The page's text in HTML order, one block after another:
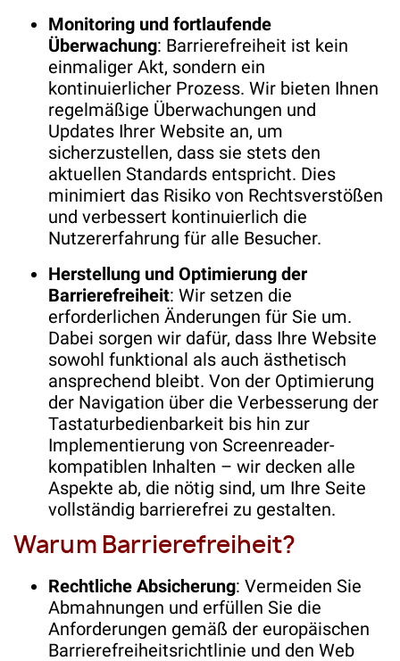
Monitoring und fortlaufende
Überwachung: Barrierefreiheit ist kein
einmaliger Akt, sondern ein
kontinuierlicher Prozess. Wir bieten Ihnen
regelmäßige Überwachungen und
Updates Ihrer Website an, um
sicherzustellen, dass sie stets den
aktuellen Standards entspricht. Dies
minimiert das Risiko von Rechtsverstößen
und verbessert kontinuierlich die
Nutzererfahrung für alle Besucher.
Herstellung und Optimierung der
Barrierefreiheit: Wir setzen die
erforderlichen Änderungen für Sie um.
Dabei sorgen wir dafür, dass Ihre Website
sowohl funktional als auch ästhetisch
ansprechend bleibt. Von der Optimierung
der Navigation über die Verbesserung der
Tastaturbedienbarkeit bis hin zur
Implementierung von Screenreader-
kompatiblen Inhalten – wir decken alle
Aspekte ab, die nötig sind, um Ihre Seite
vollständig barrierefrei zu gestalten.
Warum Barrierefreiheit?
Rechtliche Absicherung: Vermeiden Sie
Abmahnungen und erfüllen Sie die
Anforderungen gemäß der europäischen
Barrierefreiheitsrichtlinie und den Web